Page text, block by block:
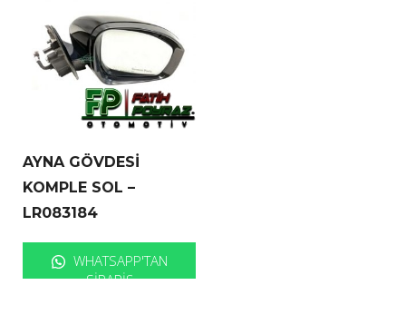
AYNA GÖVDESİ
KOMPLE SOL –
LR083184
WHATSAPP'TAN
SIPARIŞ